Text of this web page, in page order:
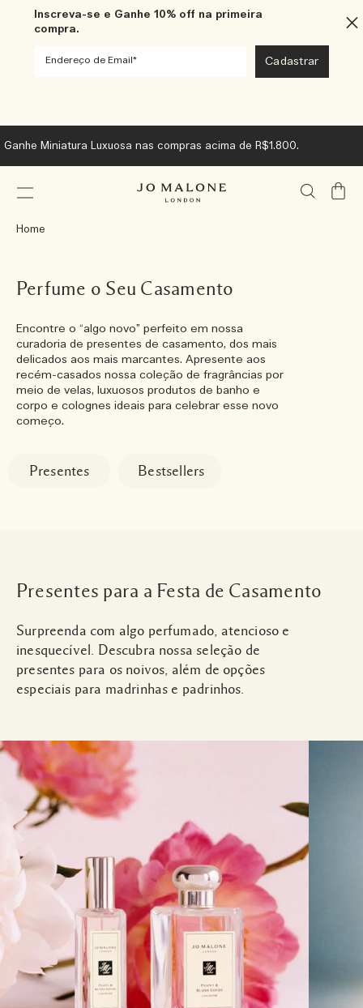
Inscreva-se e Ganhe 10% off na primeira
compra.
Ganhe Miniatura Luxuosa nas compras acima de R$1.800.
Meu
Home
Perfume o Seu Casamento
Encontre o “algo novo” perfeito em nossa
curadoria de presentes de casamento, dos mais
delicados aos mais marcantes. Apresente aos
recém-casados nossa coleção de fragrâncias por
meio de velas, luxuosos produtos de banho e
corpo e colognes ideais para celebrar esse novo
começo.
Presentes Bestsellers
Presentes para a Festa de Casamento
Surpreenda com algo perfumado, atencioso e
inesquecível. Descubra nossa seleção de
presentes para os noivos, além de opções
especiais para madrinhas e padrinhos.